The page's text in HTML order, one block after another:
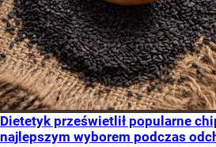
Dietetyk prześwietlił popularne
najlepszym wyborem podczas